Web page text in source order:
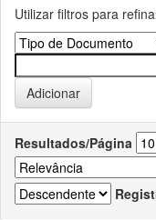
Utilizar filtros para
Resultados/Página